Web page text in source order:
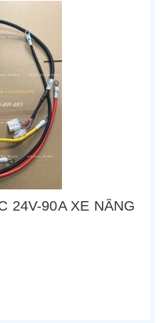
24V-90A XE NÂNG